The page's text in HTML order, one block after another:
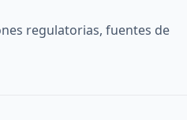
regulatorias, fuentes de